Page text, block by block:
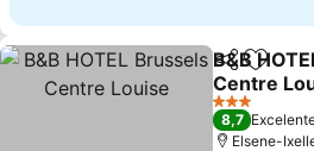
Partilhar
B&B
Centre
3 Estrelas
8,7
Elsene-